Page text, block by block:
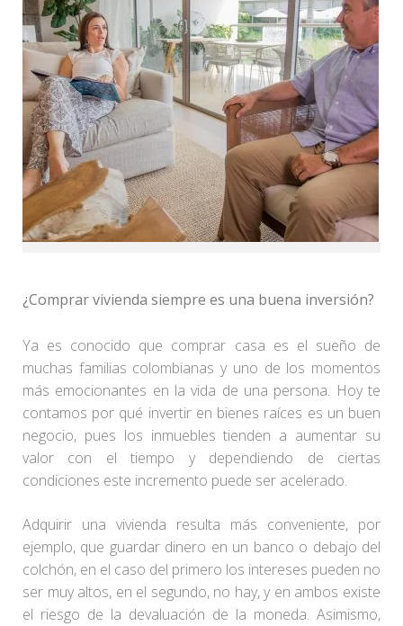
¿Comprar vivienda siempre es una buena inversión?
Ya es conocido que comprar casa es el sueño de
muchas familias colombianas y uno de los momentos
más emocionantes en la vida de una persona. Hoy te
contamos por qué invertir en bienes raíces es un buen
negocio, pues los inmuebles tienden a aumentar su
valor con el tiempo y dependiendo de ciertas
condiciones este incremento puede ser acelerado.
Adquirir una vivienda resulta más conveniente, por
ejemplo, que guardar dinero en un banco o debajo del
colchón, en el caso del primero los intereses pueden no
ser muy altos, en el segundo, no hay, y en ambos existe
el riesgo de la devaluación de la moneda. Asimismo,